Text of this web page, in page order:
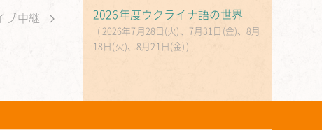
ブ中継
2026年度ウクライナ語の世界
2026年7月28日(火)、7月31日(金)、8月
18日(火)、8月21日(金)